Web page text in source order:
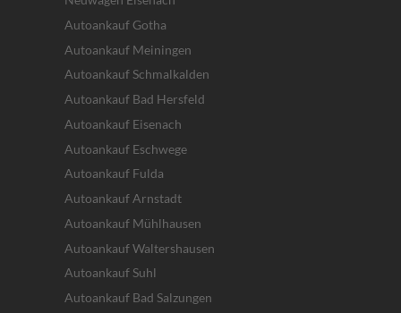
Autoankauf Gotha
Autoankauf Meiningen
Autoankauf Schmalkalden
Autoankauf Bad Hersfeld
Autoankauf Eisenach
Autoankauf Eschwege
Autoankauf Fulda
Autoankauf Arnstadt
Autoankauf Mühlhausen
Autoankauf Waltershausen
Autoankauf Suhl
Autoankauf Bad Salzungen